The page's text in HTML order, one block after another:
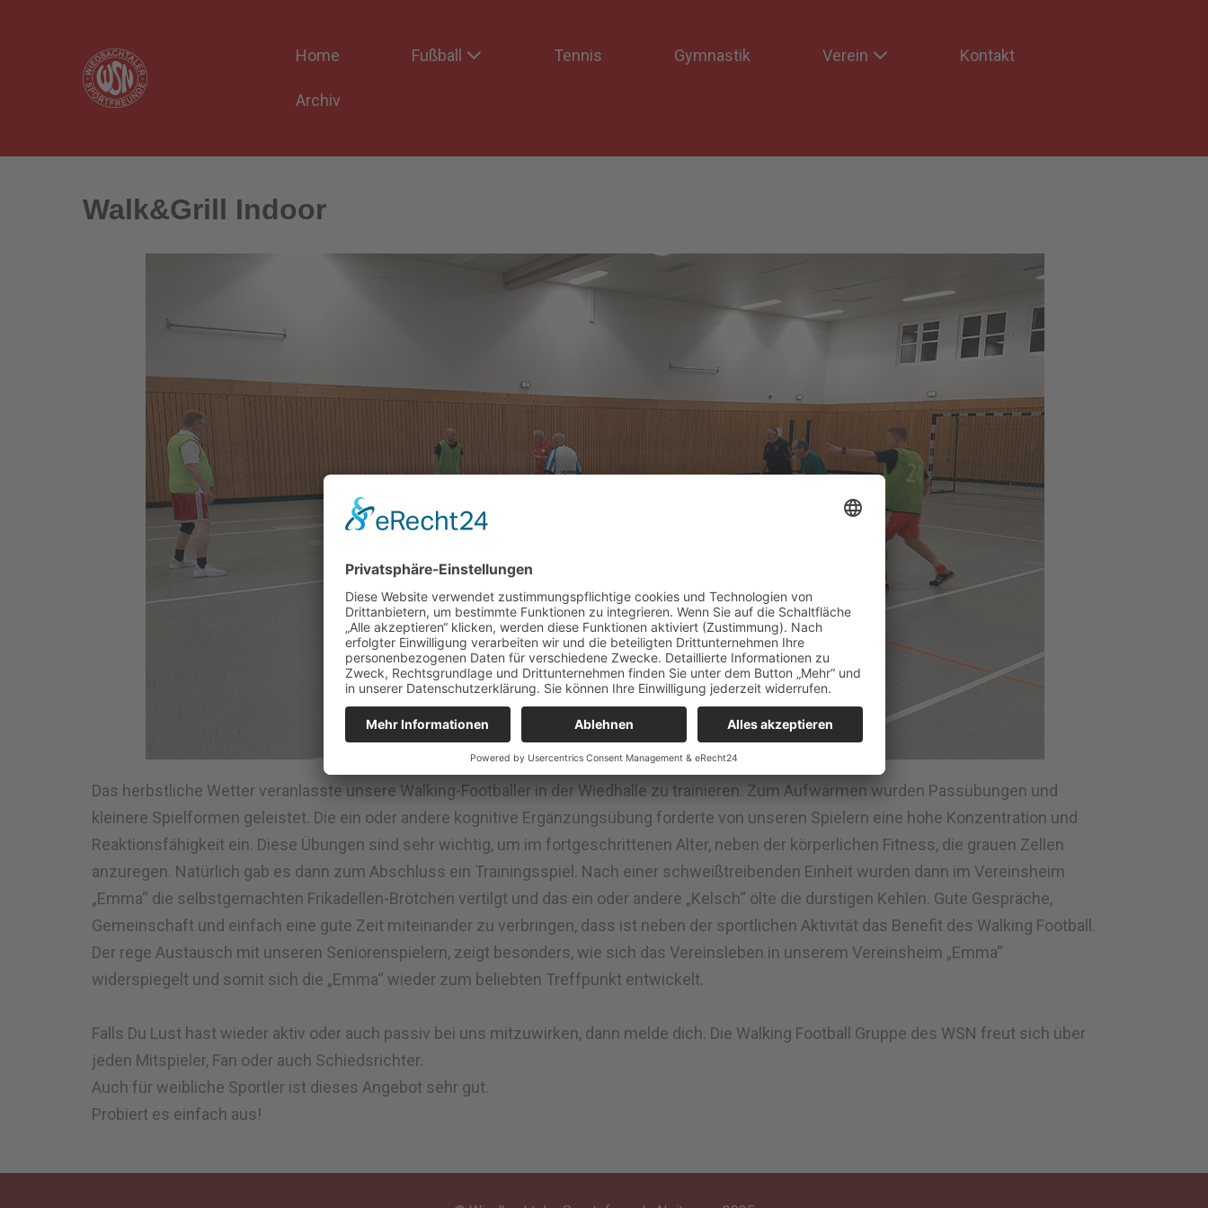
Home Fußball Tennis Gymnastik Verein Kontakt
Archiv
Walk&Grill Indoor
Das herbstliche Wetter veranlasste unsere Walking-Footballer in der Wiedhalle zu trainieren. Zum Aufwärmen wurden Passübungen und
kleinere Spielformen geleistet. Die ein oder andere kognitive Ergänzungsübung forderte von unseren Spielern eine hohe Konzentration und
Reaktionsfähigkeit ein. Diese Übungen sind sehr wichtig, um im fortgeschrittenen Alter, neben der körperlichen Fitness, die grauen Zellen
anzuregen. Natürlich gab es dann zum Abschluss ein Trainingsspiel. Nach einer schweißtreibenden Einheit wurden dann im Vereinsheim
„Emma“ die selbstgemachten Frikadellen-Brötchen vertilgt und das ein oder andere „Kelsch“ ölte die durstigen Kehlen. Gute Gespräche,
Gemeinschaft und einfach eine gute Zeit miteinander zu verbringen, dass ist neben der sportlichen Aktivität das Benefit des Walking Football.
Der rege Austausch mit unseren Seniorenspielern, zeigt besonders, wie sich das Vereinsleben in unserem Vereinsheim „Emma“
widerspiegelt und somit sich die „Emma“ wieder zum beliebten Treffpunkt entwickelt.
Falls Du Lust hast wieder aktiv oder auch passiv bei uns mitzuwirken, dann melde dich. Die Walking Football Gruppe des WSN freut sich über
jeden Mitspieler, Fan oder auch Schiedsrichter.
Auch für weibliche Sportler ist dieses Angebot sehr gut.
Probiert es einfach aus!